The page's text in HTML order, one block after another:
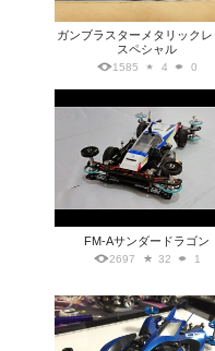
ガンブラスターメタリックレ
スペシャル
1585 4 0
FM-Aサンダードラゴン
2697 32 1